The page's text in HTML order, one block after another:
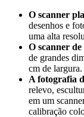
O scanner
desenhos e
uma alta
O scanner
de grandes
cm de largura.
A fotografia
relevo,
em um
calibração